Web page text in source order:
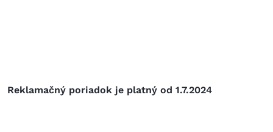
Reklamačný poriadok je platný od 1.7.2024